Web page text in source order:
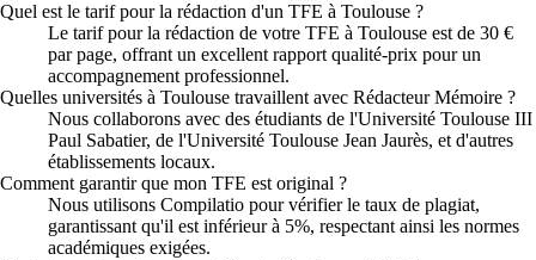
Quel est le tarif pour la rédaction d'un TFE à Toulouse ?
Le tarif pour la rédaction de votre TFE à Toulouse est de 30 €
par page, offrant un excellent rapport qualité-prix pour un
accompagnement professionnel.
Quelles universités à Toulouse travaillent avec Rédacteur Mémoire ?
Nous collaborons avec des étudiants de l'Université Toulouse III
Paul Sabatier, de l'Université Toulouse Jean Jaurès, et d'autres
établissements locaux.
Comment garantir que mon TFE est original ?
Nous utilisons Compilatio pour vérifier le taux de plagiat,
garantissant qu'il est inférieur à 5%, respectant ainsi les normes
académiques exigées.